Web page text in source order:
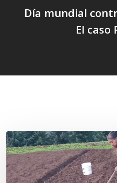
Día mundial
El caso
«La
privatización
de